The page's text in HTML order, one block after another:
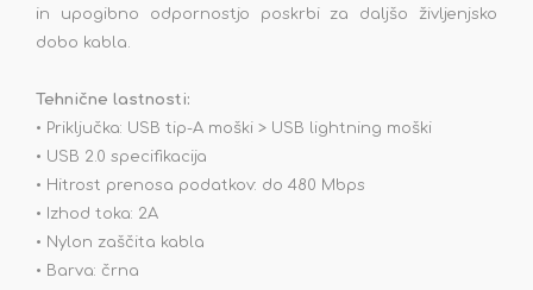
in upogibno odpornostjo poskrbi za daljšo življenjsko
dobo kabla.
Tehnične lastnosti:
• Priključka: USB tip-A moški > USB lightning moški
• USB 2.0 specifikacija
• Hitrost prenosa podatkov: do 480 Mbps
• Izhod toka: 2A
• Nylon zaščita kabla
• Barva: črna